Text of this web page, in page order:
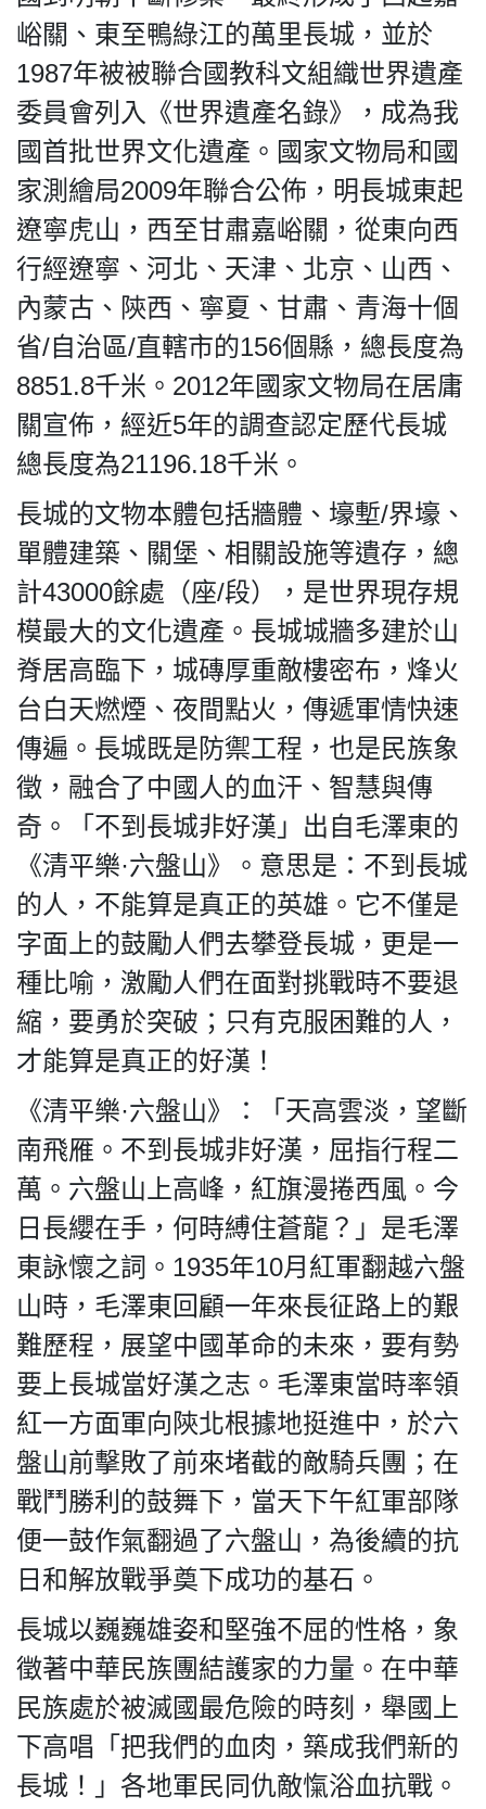
峪關、東至鴨綠江的萬里長城，並於
1987年被被聯合國教科文組織世界遺產
委員會列入《世界遺產名錄》，成為我
國首批世界文化遺產。國家文物局和國
家測繪局2009年聯合公佈，明長城東起
遼寧虎山，西至甘肅嘉峪關，從東向西
行經遼寧、河北、天津、北京、山西、
內蒙古、陝西、寧夏、甘肅、青海十個
省/自治區/直轄市的156個縣，總長度為
8851.8千米。2012年國家文物局在居庸
關宣佈，經近5年的調查認定歷代長城
總長度為21196.18千米。
長城的文物本體包括牆體、壕塹/界壕、
單體建築、關堡、相關設施等遺存，總
計43000餘處（座/段），是世界現存規
模最大的文化遺產。長城城牆多建於山
脊居高臨下，城磚厚重敵樓密布，烽火
台白天燃煙、夜間點火，傳遞軍情快速
傳遍。長城既是防禦工程，也是民族象
徵，融合了中國人的血汗、智慧與傳
奇。「不到長城非好漢」出自毛澤東的
《清平樂·六盤山》。意思是：不到長城
的人，不能算是真正的英雄。它不僅是
字面上的鼓勵人們去攀登長城，更是一
種比喻，激勵人們在面對挑戰時不要退
縮，要勇於突破；只有克服困難的人，
才能算是真正的好漢！
《清平樂·六盤山》：「天高雲淡，望斷
南飛雁。不到長城非好漢，屈指行程二
萬。六盤山上高峰，紅旗漫捲西風。今
日長纓在手，何時縛住蒼龍？」是毛澤
東詠懷之詞。1935年10月紅軍翻越六盤
山時，毛澤東回顧一年來長征路上的艱
難歷程，展望中國革命的未來，要有勢
要上長城當好漢之志。毛澤東當時率領
紅一方面軍向陝北根據地挺進中，於六
盤山前擊敗了前來堵截的敵騎兵團；在
戰鬥勝利的鼓舞下，當天下午紅軍部隊
便一鼓作氣翻過了六盤山，為後續的抗
日和解放戰爭奠下成功的基石。
長城以巍巍雄姿和堅強不屈的性格，象
徵著中華民族團結護家的力量。在中華
民族處於被滅國最危險的時刻，舉國上
下高唱「把我們的血肉，築成我們新的
長城！」各地軍民同仇敵愾浴血抗戰。